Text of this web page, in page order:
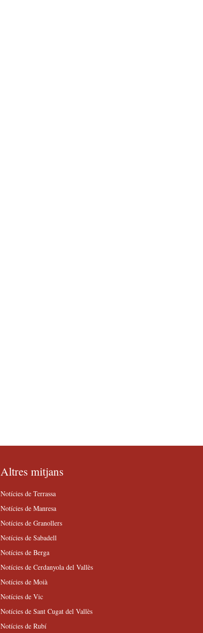
Altres mitjans
Notícies de Terrassa
Notícies de Manresa
Notícies de Granollers
Notícies de Sabadell
Notícies de Berga
Notícies de Cerdanyola del Vallès
Notícies de Moià
Notícies de Vic
Notícies de Sant Cugat del Vallès
Notícies de Rubí